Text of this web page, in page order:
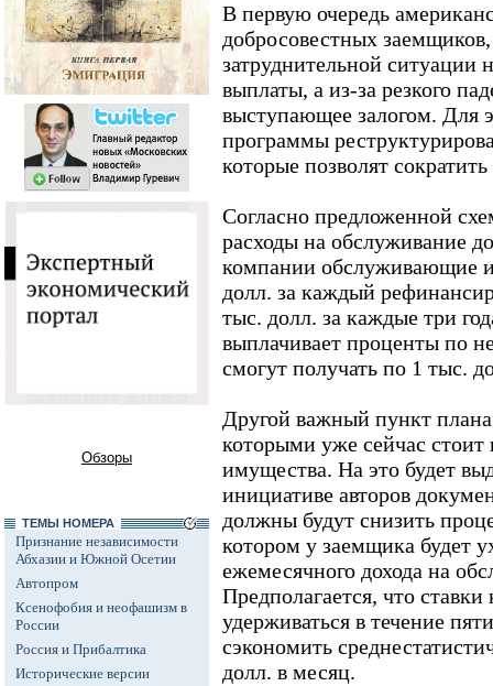
Обзоры
ТЕМЫ НОМЕРА
Признание независимости
Абхазии и Южной Осетии
Автопром
Ксенофобия и неофашизм в
России
Россия и Прибалтика
Исторические версии
В первую очередь
добросовестных
затруднительной ситуации
выплаты, а из-за резкого
выступающее залогом. Для
программы
которые позволят
Согласно предложенной
расходы на обслуживание
компании обслуживающие
долл. за каждый
тыс. долл. за каждые три
выплачивает проценты по
смогут получать по 1 тыс.
Другой важный пункт
которыми уже сейчас
имущества. На это будет
инициативе авторов
должны будут снизить
котором у заемщика будет
ежемесячного дохода на
Предполагается, что
удерживаться в течение
сэкономить
долл. в месяц.